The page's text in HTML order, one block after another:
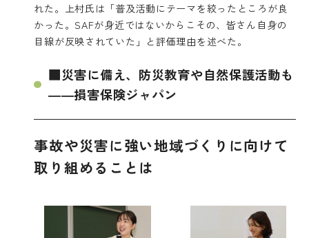
れた。上村氏は「普及活動にテーマを絞ったところが良
かった。SAFが身近ではないからこその、皆さん自身の
目線が反映されていた」と評価理由を述べた。
■災害に備え、防災教育や自然保護活動も
――損害保険ジャパン
事故や災害に強い地域づくりに向けて
取り組めることは